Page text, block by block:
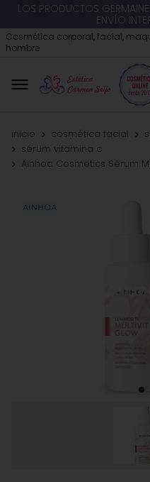
LOS PRODUCTOS
ENVÍO
Cosmética corporal, facial,
hombre
inicio cosmética facial
sérum vitamina c
Ainhoa Cosmetics Sérum